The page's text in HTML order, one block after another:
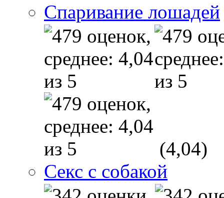
Спаривание лошадей
(4,04)
Секс с собакой